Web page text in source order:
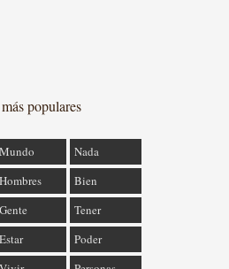
populares
Mundo
Nada
Hombres
Bien
Gente
Tener
Estar
Poder